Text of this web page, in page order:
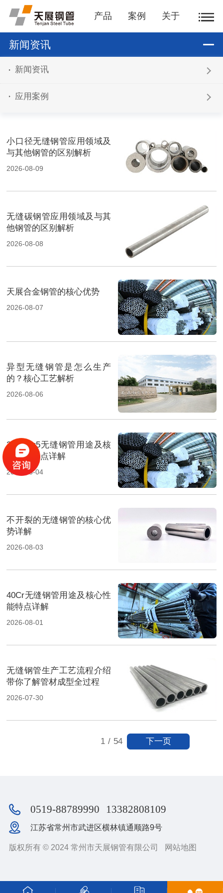
产品 案例 关于
新闻资讯
新闻资讯
应用案例
小口径无缝钢管应用领域及
与其他钢管的区别解析
2026-08-09
无缝碳钢管应用领域及与其
他钢管的区别解析
2026-08-08
天展合金钢管的核心优势
2026-08-07
异型无缝钢管是怎么生产
的？核心工艺解析
2026-08-06
20MnCr5无缝钢管用途及核
心性能特点详解
2026-08-04
不开裂的无缝钢管的核心优
势详解
2026-08-03
40Cr无缝钢管用途及核心性
能特点详解
2026-08-01
无缝钢管生产工艺流程介绍
带你了解管材成型全过程
2026-07-30
1 / 54 下一页
0519-88789990 13382808109
江苏省常州市武进区横林镇通顺路9号
版权所有 © 2024 常州市天展钢管有限公司 网站地图